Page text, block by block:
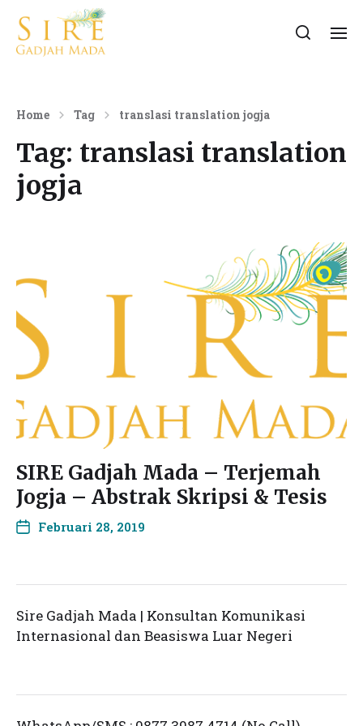
Home Tag translasi translation jogja
Tag: translasi translation
jogja
SIRE Gadjah Mada – Terjemah
Jogja – Abstrak Skripsi & Tesis
Februari 28, 2019
Sire Gadjah Mada | Konsultan Komunikasi
Internasional dan Beasiswa Luar Negeri